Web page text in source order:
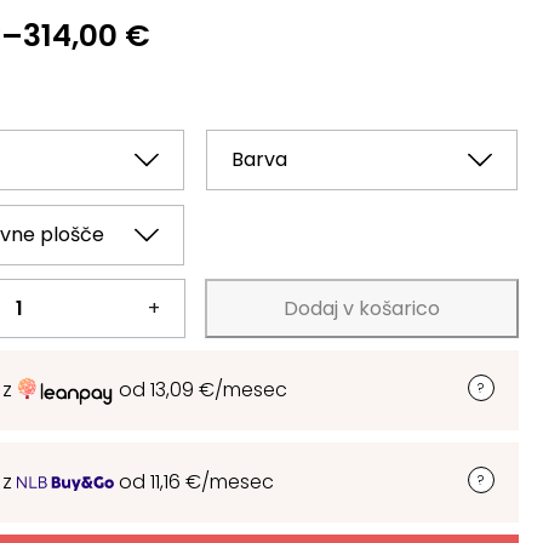
–314,00 €
+ Dodaj v košarico
od 13,09 €/mesec
od 11,16 €/mesec